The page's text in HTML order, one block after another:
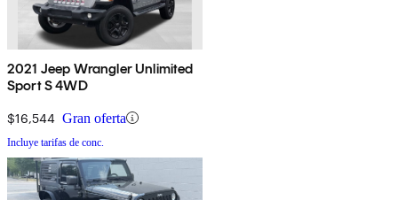
2021 Jeep Wrangler Unlimited
Sport S 4WD
$16,544 Gran oferta
Incluye tarifas de conc.